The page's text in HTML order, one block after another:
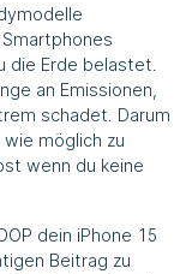
die Erde belastet.
an Emissionen,
schadet. Darum
möglich zu
wenn du keine
dein iPhone 15
Beitrag zu